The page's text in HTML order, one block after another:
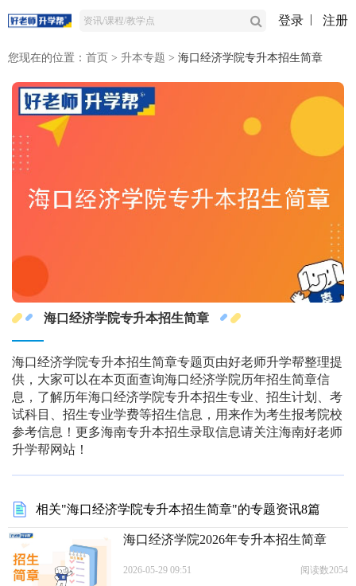
登录 注册
您现在的位置： 首页 > 升本专题 > 海口经济学院专升本招生简章
海口经济学院专升本招生简章
海口经济学院专升本招生简章专题页由好老师升学帮整理提
供，大家可以在本页面查询海口经济学院历年招生简章信
息，了解历年海口经济学院专升本招生专业、招生计划、考
试科目、招生专业学费等招生信息，用来作为考生报考院校
参考信息！更多海南专升本招生录取信息请关注海南好老师
升学帮网站！
相关"海口经济学院专升本招生简章"的专题资讯8篇
海口经济学院2026年专升本招生简章
2026-05-29 09:51 阅读数2054